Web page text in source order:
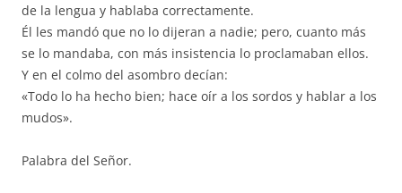
de la lengua y hablaba correctamente.
Él les mandó que no lo dijeran a nadie; pero, cuanto más
se lo mandaba, con más insistencia lo proclamaban ellos.
Y en el colmo del asombro decían:
«Todo lo ha hecho bien; hace oír a los sordos y hablar a los
mudos».
Palabra del Señor.